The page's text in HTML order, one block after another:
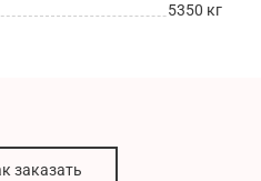
5350 кг
заказать